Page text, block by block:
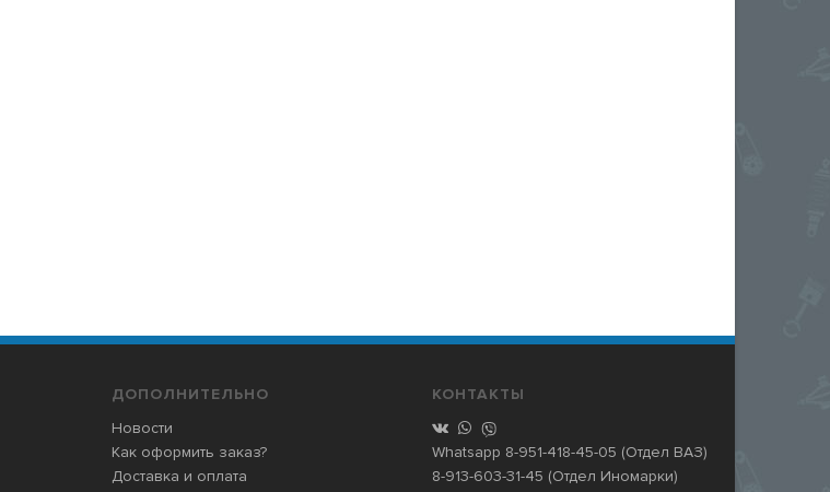
ДОПОЛНИТЕЛЬНО
Новости
Как оформить заказ?
Доставка и оплата
КОНТАКТЫ
Whatsapp 8-951-418-45-05 (Отдел ВАЗ)
8-913-603-31-45 (Отдел Иномарки)